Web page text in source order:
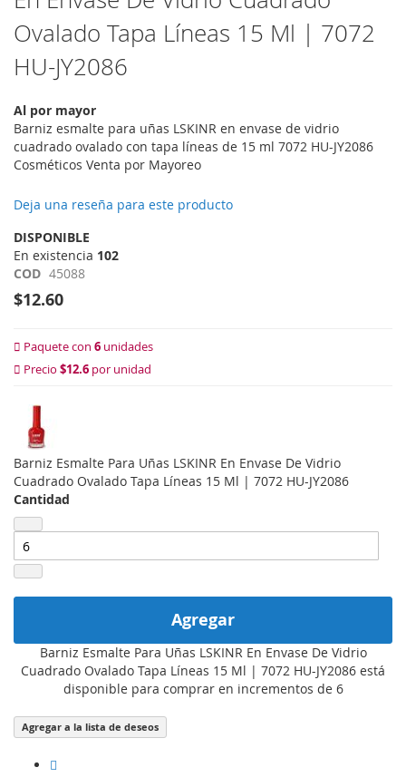
de
la
de
imágenes
Ovalado Tapa Líneas 15 Ml | 7072
HU-JY2086
Al por mayor
Barniz esmalte para uñas LSKINR en envase de vidrio
cuadrado ovalado con tapa líneas de 15 ml 7072 HU-JY2086
Cosméticos Venta por Mayoreo
Deja una reseña para este producto
DISPONIBLE
En existencia 102
COD 45088
$12.60
Paquete con 6 unidades
Precio $12.6 por unidad
Barniz Esmalte Para Uñas LSKINR En Envase De Vidrio
Cuadrado Ovalado Tapa Líneas 15 Ml | 7072 HU-JY2086
Cantidad
Agregar
Barniz Esmalte Para Uñas LSKINR En Envase De Vidrio
Cuadrado Ovalado Tapa Líneas 15 Ml | 7072 HU-JY2086 está
disponible para comprar en incrementos de 6
Agregar a la lista de deseos